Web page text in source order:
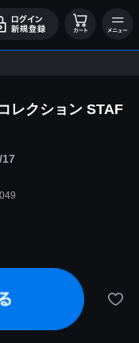
レクション STAF
17